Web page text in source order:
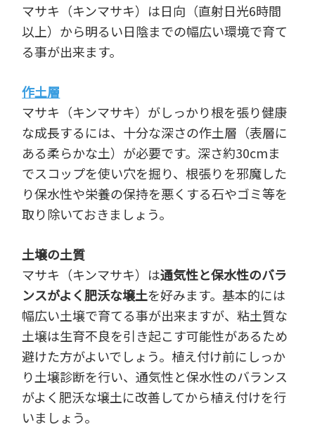
マサキ（キンマサキ）は日向（直射日光6時間
以上）から明るい日陰までの幅広い環境で育て
る事が出来ます。
作土層
マサキ（キンマサキ）がしっかり根を張り健康
な成長するには、十分な深さの作土層（表層に
ある柔らかな土）が必要です。深さ約30cmま
でスコップを使い穴を掘り、根張りを邪魔した
り保水性や栄養の保持を悪くする石やゴミ等を
取り除いておきましょう。
土壌の土質
マサキ（キンマサキ）は通気性と保水性のバラ
ンスがよく肥沃な壌土を好みます。基本的には
幅広い土壌で育てる事が出来ますが、粘土質な
土壌は生育不良を引き起こす可能性があるため
避けた方がよいでしょう。植え付け前にしっか
り土壌診断を行い、通気性と保水性のバランス
がよく肥沃な壌土に改善してから植え付けを行
いましょう。